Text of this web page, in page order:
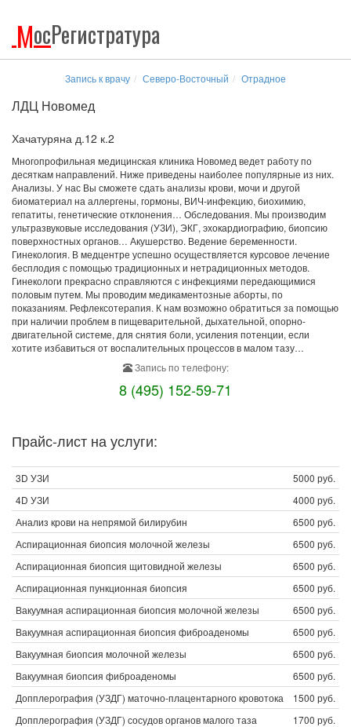
МосРегистратура
Запись к врачу Северо-Восточный Отрадное
ЛДЦ Новомед
Хачатуряна д.12 к.2
Многопрофильная медицинская клиника Новомед ведет работу по
десяткам направлений. Ниже приведены наиболее популярные из них.
Анализы. У нас Вы сможете сдать анализы крови, мочи и другой
биоматериал на аллергены, гормоны, ВИЧ-инфекцию, биохимию,
гепатиты, генетические отклонения… Обследования. Мы производим
ультразвуковые исследования (УЗИ), ЭКГ, эхокардиографию, биопсию
поверхностных органов… Акушерство. Ведение беременности.
Гинекология. В медцентре успешно осуществляется курсовое лечение
бесплодия с помощью традиционных и нетрадиционных методов.
Гинекологи прекрасно справляются с инфекциями передающимися
половым путем. Мы проводим медикаментозные аборты, по
показаниям. Рефлексотерапия. К нам возможно обратиться за помощью
при наличии проблем в пищеварительной, дыхательной, опорно-
двигательной системе, для снятия боли, усиления потенции, если
хотите избавиться от воспалительных процессов в малом тазу…
Запись по телефону:
8 (495) 152-59-71
Прайс-лист на услуги:
3D УЗИ
5000 руб.
4D УЗИ
4000 руб.
Анализ крови на непрямой билирубин
6500 руб.
Аспирационная биопсия молочной железы
6500 руб.
Аспирационная биопсия щитовидной железы
6500 руб.
Аспирационная пункционная биопсия
6500 руб.
Вакуумная аспирационная биопсия молочной железы
6500 руб.
Вакуумная аспирационная биопсия фиброаденомы
6500 руб.
Вакуумная биопсия молочной железы
6500 руб.
Вакуумная биопсия фиброаденомы
6500 руб.
Допплерография (УЗДГ) маточно-плацентарного кровотока
1500 руб.
Допплерография (УЗДГ) сосудов органов малого таза
1700 руб.